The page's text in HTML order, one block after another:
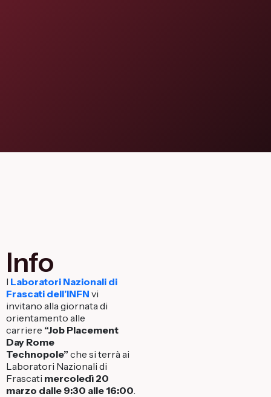
Info
I Laboratori Nazionali di
Frascati dell’INFN vi
invitano alla giornata di
orientamento alle
carriere “Job Placement
Day Rome
Technopole” che si terrà ai
Laboratori Nazionali di
Frascati mercoledì 20
marzo dalle 9:30 alle 16:00.